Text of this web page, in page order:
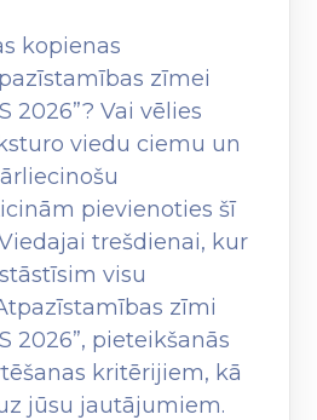
kopienas
zīmei
2026”? Vai vēlies
viedu ciemu un
pievienoties šī
trešdienai, kur
visu
zīmi
2026”, pieteikšanās
kritērijiem, kā
jūsu jautājumiem.